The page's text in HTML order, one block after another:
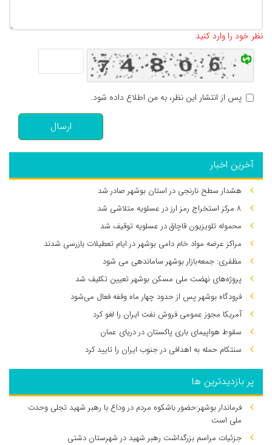
نظر خود را وارد کنید
پس از انتشار این نظر، به من اطلاع داده شود.
ارسال
آخرین اخبار
هشدار سطح نارنجی در استان بوشهر صادر شد
۸ مرکز استخراج رمز ارز در عسلویه متلاشی شد
محموله تلویزیون قاچاق در عسلویه توقیف شد
مراکز عرضه مواد خام دامی بوشهر در ایام تعطیلات بازرسی شدند
مظفری: جمعه‌بازار بوشهر ساماندهی می‌ شود
پروژه‌های نهضت ملی مسکن بوشهر تعیین تکلیف شد
فرودگاه بوشهر پس از حدود چهار ماه وقفه فعال می‌شود
آمریکا مجوز عمومی فروش نفت ایران را لغو کرد
سقوط هواپیمای باری پاکستان در دریای عمان
سنتکام حمله به اهدافی در جنوب ایران را تایید کرد
پر بازدیدترین ها
فرماندار بوشهر:حضور باشکوه مردم در وداع با رهبر شهید تجلی وحدت
ملی است
جزئیات مراسم بزرگداشت رهبر شهید در شهرستان دشتی